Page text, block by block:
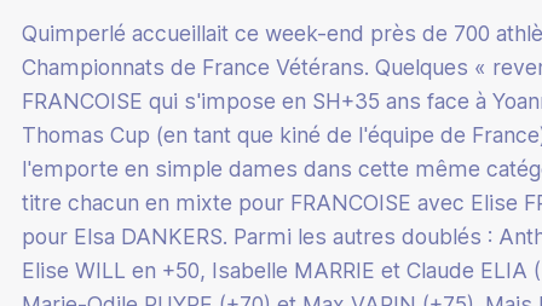
Quimperlé accueillait ce week-end près de 700
Championnats de France Vétérans. Quelques «
FRANCOISE qui s'impose en SH+35 ans face à
Thomas Cup (en tant que kiné de l'équipe de
l'emporte en simple dames dans cette même
titre chacun en mixte pour FRANCOISE avec Elise
pour Elsa DANKERS. Parmi les autres doublés :
Elise WILL en +50, Isabelle MARRIE et Claude